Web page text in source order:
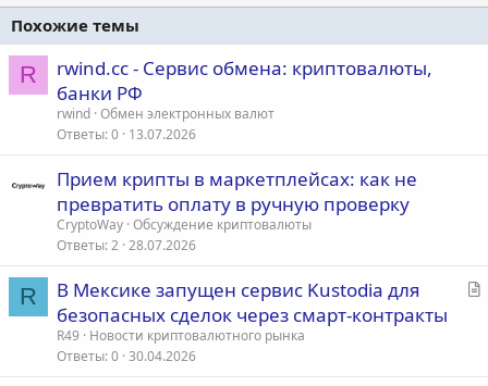
Похожие темы
R
rwind.cc - Сервис обмена: криптовалюты,
банки РФ
rwind Обмен электронных валют
Ответы 0 13.07.2026
Прием крипты в маркетплейсах: как не
превратить оплату в ручную проверку
CryptoWay Обсуждение криптовалюты
Ответы 2 28.07.2026
R
С
В Мексике запущен сервис Kustodia для
безопасных сделок через смарт-контракты
R49
Новости криптовалютного рынка
Ответы 0 30.04.2026